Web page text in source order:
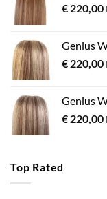
€ 220,00
Genius
€ 220,00
Genius
€ 220,00
Top Rated